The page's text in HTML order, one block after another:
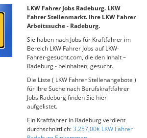
LKW Fahrer Jobs Radeburg. LKW
Fahrer Stellenmarkt. Ihre LKW Fahrer
Arbeitssuche - Radeburg.
Sie haben nach Jobs für Kraftfahrer im
Bereich LKW Fahrer Jobs auf LKW-
Fahrer-gesucht.com, die den Inhalt –
Radeburg - beinhalten, gesucht.
Die Liste ( LKW Fahrer Stellenangebote )
für Ihre Suche nach Berufskraftfahrer
Jobs Radeburg finden Sie hier
aufgelistet.
Ein Kraftfahrer in Radeburg verdient
durchschnittlich:3.257,00€ LKW Fahrer